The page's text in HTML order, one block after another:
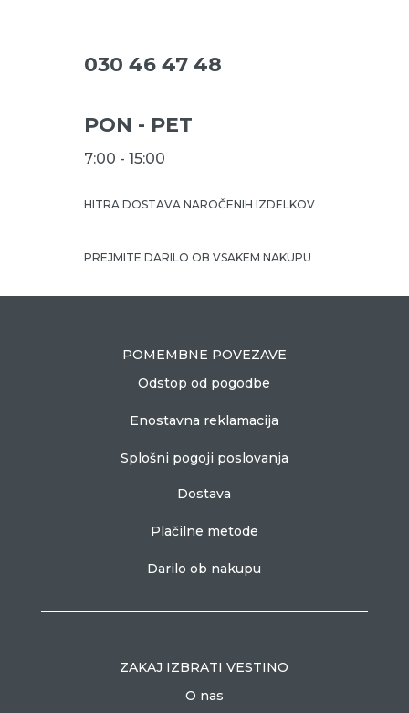
030 46 47 48
PON - PET
7:00 - 15:00
HITRA DOSTAVA NAROČENIH IZDELKOV
PREJMITE DARILO OB VSAKEM NAKUPU
POMEMBNE POVEZAVE
Odstop od pogodbe
Enostavna reklamacija
Splošni pogoji poslovanja
Dostava
Plačilne metode
Darilo ob nakupu
ZAKAJ IZBRATI VESTINO
O nas